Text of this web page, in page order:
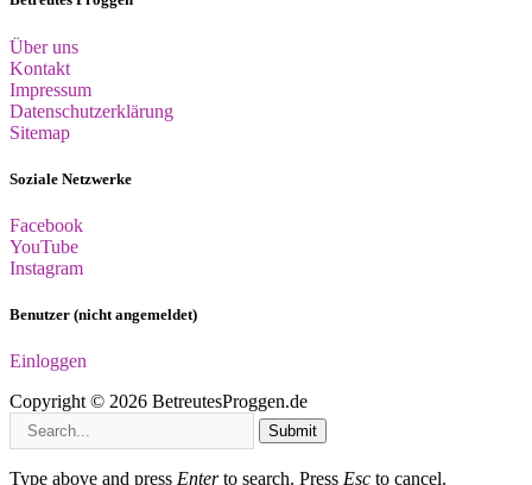
Über uns
Kontakt
Impressum
Datenschutzerklärung
Sitemap
Soziale Netzwerke
Facebook
YouTube
Instagram
Benutzer (nicht angemeldet)
Einloggen
Copyright © 2026 BetreutesProggen.de
Submit
Type above and press Enterto search. Press Esc to cancel.